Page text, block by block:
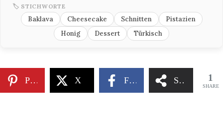
🏷 STICHWORTE
Baklava Cheesecake Schnitten
Pistazien
Honig
Dessert Türkisch
Pinterest X Facebook Share 1
SHARE